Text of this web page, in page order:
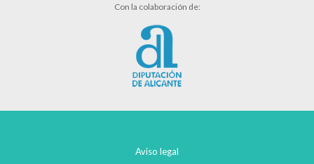
Con la colaboración de:
Aviso legal